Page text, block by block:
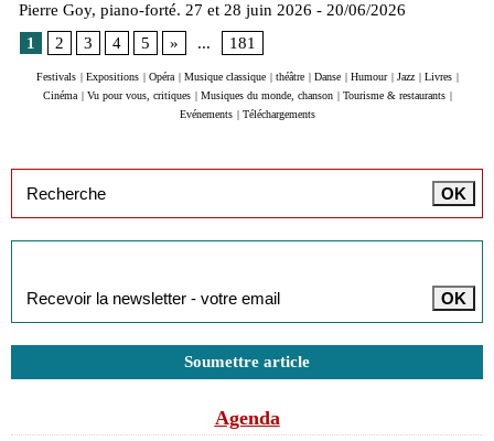
Pierre Goy, piano-forté. 27 et 28 juin 2026 - 20/06/2026
1
2 3 4 5 » ... 181
Festivals | Expositions | Opéra | Musique classique | théâtre | Danse | Humour | Jazz | Livres |
Cinéma | Vu pour vous, critiques | Musiques du monde, chanson | Tourisme & restaurants |
Evénements | Téléchargements
Soumettre article
Agenda